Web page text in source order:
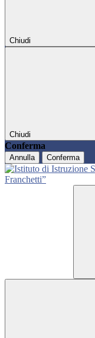
Chiudi
Chiudi
Conferma
Annulla Conferma